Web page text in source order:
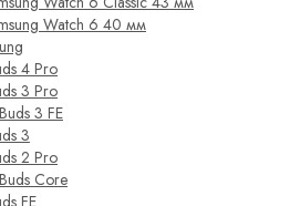
Watch 6 40 мм
4 Pro
3 Pro
3 FE
3
2 Pro
Core
FE